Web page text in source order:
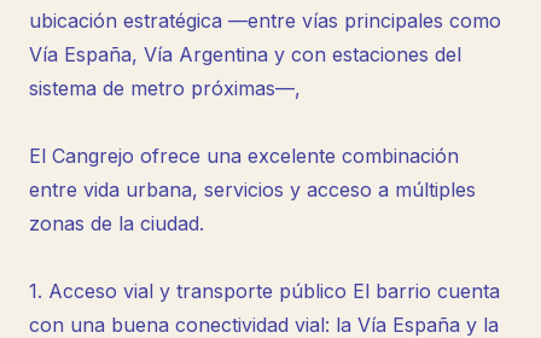
ubicación estratégica —entre vías principales como
Vía España, Vía Argentina y con estaciones del
sistema de metro próximas—,
El Cangrejo ofrece una excelente combinación
entre vida urbana, servicios y acceso a múltiples
zonas de la ciudad.
1. Acceso vial y transporte público El barrio cuenta
con una buena conectividad vial: la Vía España y la